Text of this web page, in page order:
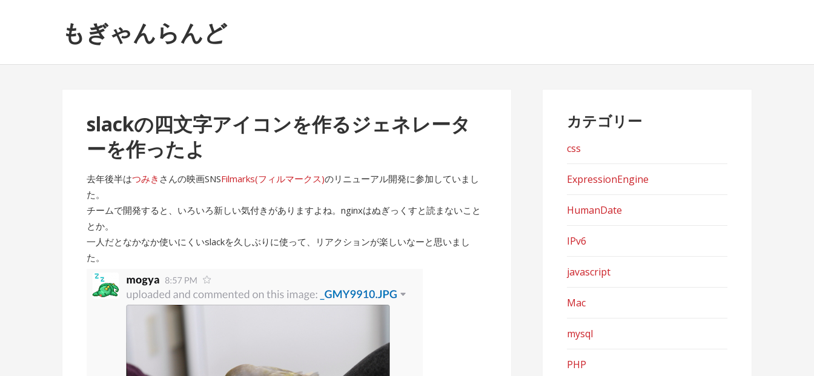
ビ
ゲ
ン
テ
もぎゃんらんど
slackの四文字アイコンを作るジェネレータ
ーを作ったよ
去年後半はつみき さんの映画SNSFilmarks(フィルマークス)のリニューアル開発に参加していまし
た。
チームで開発すると、いろいろ新しい気付きがありますよね。nginxはぬぎっくすと読まないこと
とか。
一人だとなかなか使いにくいslackを久しぶりに使って、リアクションが楽しいなーと思いまし
た。
カテゴリー
css
ExpressionEngine
HumanDate
IPv6
javascript
Mac
mysql
PHP